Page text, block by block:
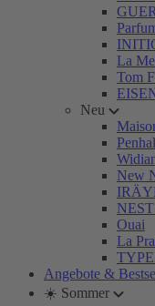
La
Tom
Neu
New
Ouai
La
Angebote &
☀️ Sommer